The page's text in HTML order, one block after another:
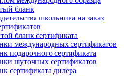
бланк
школьника на заказ
бланк сертификата
международных сертификатов
подарочного сертификата
шуточных сертификатов
сертификата дилера